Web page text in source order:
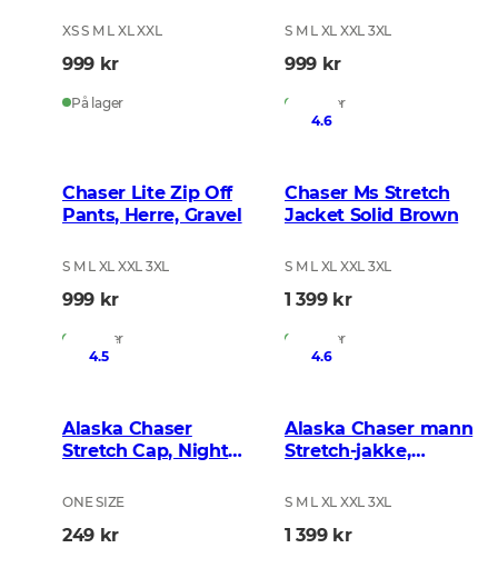
XS S M L XL XXL
999 kr
På lager
S M L XL XXL 3XL
999 kr
På lager
Chaser Lite Zip Off
Pants, Herre, Gravel
S M L XL XXL 3XL
999 kr
På lager
4.6
Chaser Ms Stretch
Jacket Solid Brown
S M L XL XXL 3XL
1 399 kr
På lager
4.5
Alaska Chaser
Stretch Cap, Night
ONE SIZE
249 kr
4.6
Alaska Chaser mann
Stretch-jakke,
S M L XL XXL 3XL
1 399 kr